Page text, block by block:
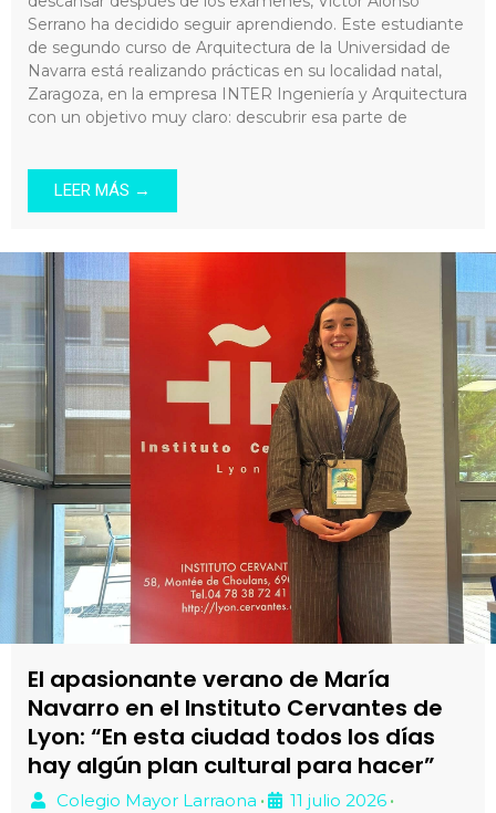
Serrano ha decidido seguir aprendiendo. Este estudiante
de segundo curso de Arquitectura de la Universidad de
Navarra está realizando prácticas en su localidad natal,
Zaragoza, en la empresa INTER Ingeniería y Arquitectura
con un objetivo muy claro: descubrir esa parte de
LEER MÁS →
El apasionante verano de María
Navarro en el Instituto Cervantes de
Lyon: “En esta ciudad todos los días
hay algún plan cultural para hacer”
Colegio Mayor Larraona • 11 julio 2026 •